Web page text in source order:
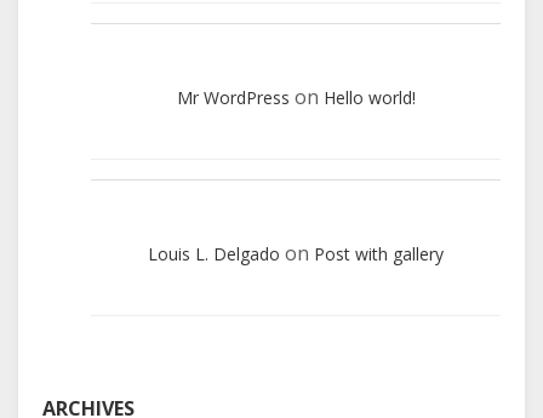
Mr WordPress on Hello world!
Louis L. Delgado on Post with gallery
ARCHIVES